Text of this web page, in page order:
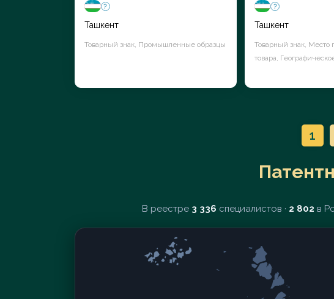
Ташкент
Товарный знак, Промышленные образцы
Ташкент
Товарный знак, Место
товара,
1
В реестре 3 336 специалистов · 2 802 в